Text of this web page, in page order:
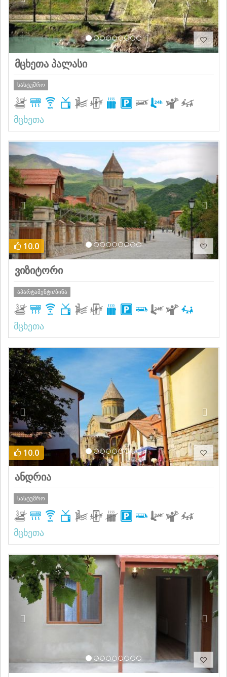
მცხეთა პალასი
სასტუმრო
მცხეთა
Previous Next
10.0
ვიზიტორი
აპარტამენტი/ბინა
მცხეთა
Previous Next
10.0
ანდრია
სასტუმრო
მცხეთა
Previous Next